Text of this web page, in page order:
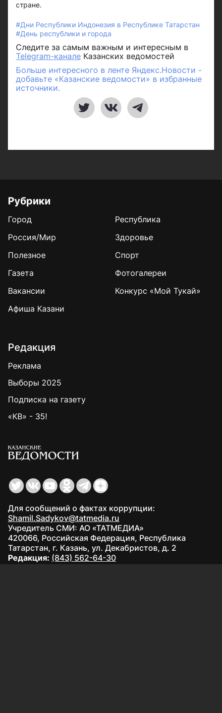
стране.
#Дни Республики Индонезия в Республике Татарстан
#День республики и города
Следите за самым важным и интересным в
Telegram-канале Казанских ведомостей
Больше интересного в ленте Яндекс.Новости -
добавьте «Казанские ведомости» в избранные
источники.
Рубрики
Город
Республика
Россия/Мир
Здоровье
Полезное
Спорт
Газета
Фотогалереи
Вакансии
Конкурс «Мой Тукай»
Афиша Казани
Редакция
Реклама
Выборы 2025
Подписка на газету
«КВ» - 35!
Для сообщений о фактах коррупции:
Shamil.Sadykov@tatmedia.ru
Учредитель СМИ: АО «ТАТМЕДИА»
420066, Российская Федерация, Республика
Татарстан, г. Казань, ул. Декабристов, д. 2
Редакция: (843) 562-64-30